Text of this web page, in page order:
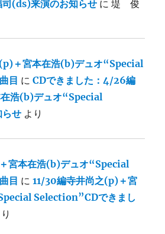
(ds)来演のお知らせ に堤 俊
＋宮本在浩(b)デュオ“Special
目 にCDできました：4/26編
浩(b)デュオ“Special
せ より
宮本在浩(b)デュオ“Special
目 に11/30編寺井尚之(p)＋宮
Selection”CDできまし